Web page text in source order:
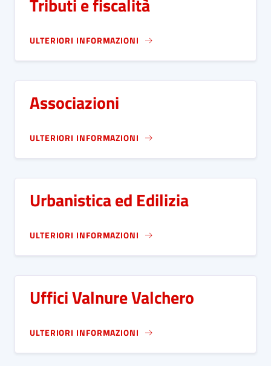
ULTERIORI INFORMAZIONI
Associazioni
ULTERIORI INFORMAZIONI
Urbanistica ed Edilizia
ULTERIORI INFORMAZIONI
Uffici Valnure Valchero
ULTERIORI INFORMAZIONI